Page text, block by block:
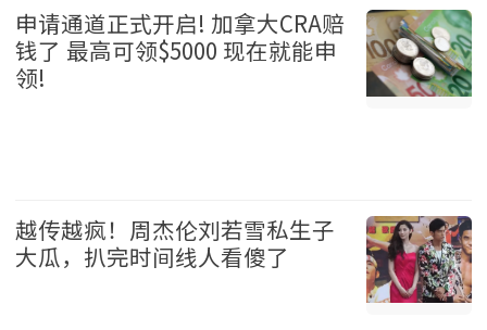
申请通道正式开启! 加拿大CRA赔
钱了 最高可领$5000 现在就能申
领!
越传越疯！周杰伦刘若雪私生子
大瓜，扒完时间线人看傻了